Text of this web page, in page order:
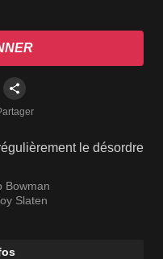
le désordre
Bowman
Slaten